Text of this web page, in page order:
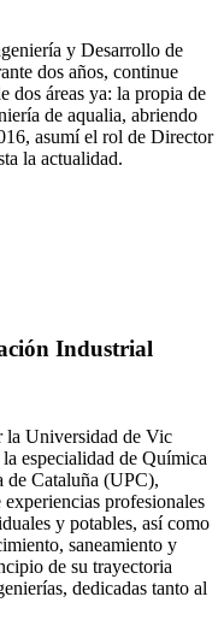
y Desarrollo de
dos años, continue
dos áreas ya: la propia de
de aqualia, abriendo
asumí el rol de Director
la actualidad.
Industrial
la Universidad de Vic
especialidad de Química
de Cataluña (UPC),
profesionales
y potables, así como
saneamiento y
de su trayectoria
dedicadas tanto al